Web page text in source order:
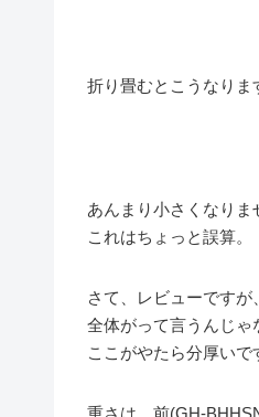
折り畳むとこうなりま
あんまり小さくなりま
これはちょっと誤算。
さて、レビューですが
全体がって言うんじゃ
ここがやたら分厚いで
重さは、前(GH-